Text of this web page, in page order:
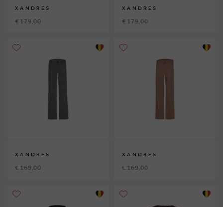
XANDRES
€ 179,00
XANDRES
€ 179,00
XANDRES
€ 169,00
XANDRES
€ 169,00